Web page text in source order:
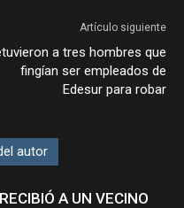
Artículo siguiente
a tres hombres que
fingían ser empleados de
Edesur para robar
autor
A UN VECINO